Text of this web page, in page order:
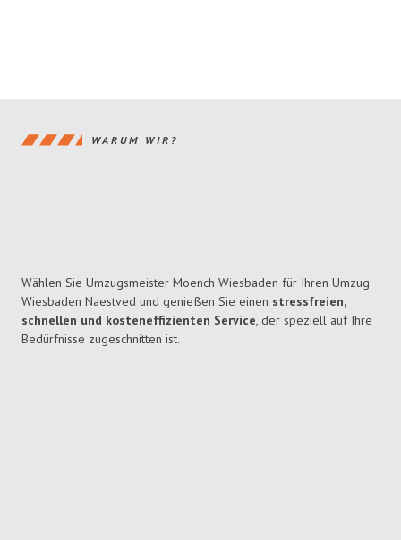
WARUM WIR?
Wählen Sie Umzugsmeister Moench Wiesbaden für Ihren Umzug
Wiesbaden Naestved und genießen Sie einen stressfreien,
schnellen und kosteneffizienten Service, der speziell auf Ihre
Bedürfnisse zugeschnitten ist.